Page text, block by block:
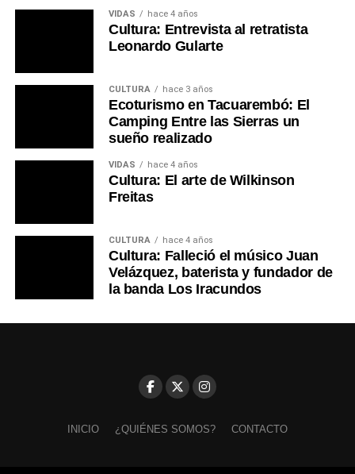
VIDAS hace 4 años
Cultura: Entrevista al retratista
Leonardo Gularte
CULTURA hace 3 años
Ecoturismo en Tacuarembó: El
Camping Entre las Sierras un
sueño realizado
VIDAS hace 4 años
Cultura: El arte de Wilkinson
Freitas
CULTURA hace 4 años
Cultura: Falleció el músico Juan
Velázquez, baterista y fundador de
la banda Los Iracundos
INICIO ¿QUIÉNES SOMOS? CONTACTO